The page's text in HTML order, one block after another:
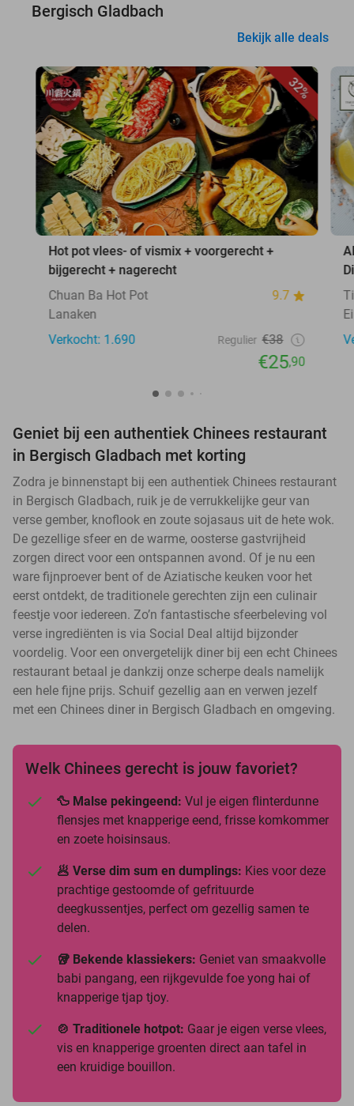
Bergisch Gladbach
Bekijk alle deals
32%
Hot pot vlees- of vismix + voorgerecht +
bijgerecht + nagerecht
Chuan Ba Hot Pot
9.7
Lanaken
Verkocht: 1.690
Regulier €38
€25,90
Geniet bij een authentiek Chinees restaurant
in Bergisch Gladbach met korting
Zodra je binnenstapt bij een authentiek Chinees restaurant
in Bergisch Gladbach, ruik je de verrukkelijke geur van
verse gember, knoflook en zoute sojasaus uit de hete wok.
De gezellige sfeer en de warme, oosterse gastvrijheid
zorgen direct voor een ontspannen avond. Of je nu een
ware fijnproever bent of de Aziatische keuken voor het
eerst ontdekt, de traditionele gerechten zijn een culinair
feestje voor iedereen. Zo’n fantastische sfeerbeleving vol
verse ingrediënten is via Social Deal altijd bijzonder
voordelig. Voor een onvergetelijk diner bij een echt Chinees
restaurant betaal je dankzij onze scherpe deals namelijk
een hele fijne prijs. Schuif gezellig aan en verwen jezelf
met een Chinees diner in Bergisch Gladbach en omgeving.
Welk Chinees gerecht is jouw favoriet?
🦆 Malse pekingeend: Vul je eigen flinterdunne
flensjes met knapperige eend, frisse komkommer
en zoete hoisinsaus.
🥟 Verse dim sum en dumplings: Kies voor deze
prachtige gestoomde of gefrituurde
deegkussentjes, perfect om gezellig samen te
delen.
🥡 Bekende klassiekers: Geniet van smaakvolle
babi pangang, een rijkgevulde foe yong hai of
knapperige tjap tjoy.
🍲 Traditionele hotpot: Gaar je eigen verse vlees,
vis en knapperige groenten direct aan tafel in
een kruidige bouillon.